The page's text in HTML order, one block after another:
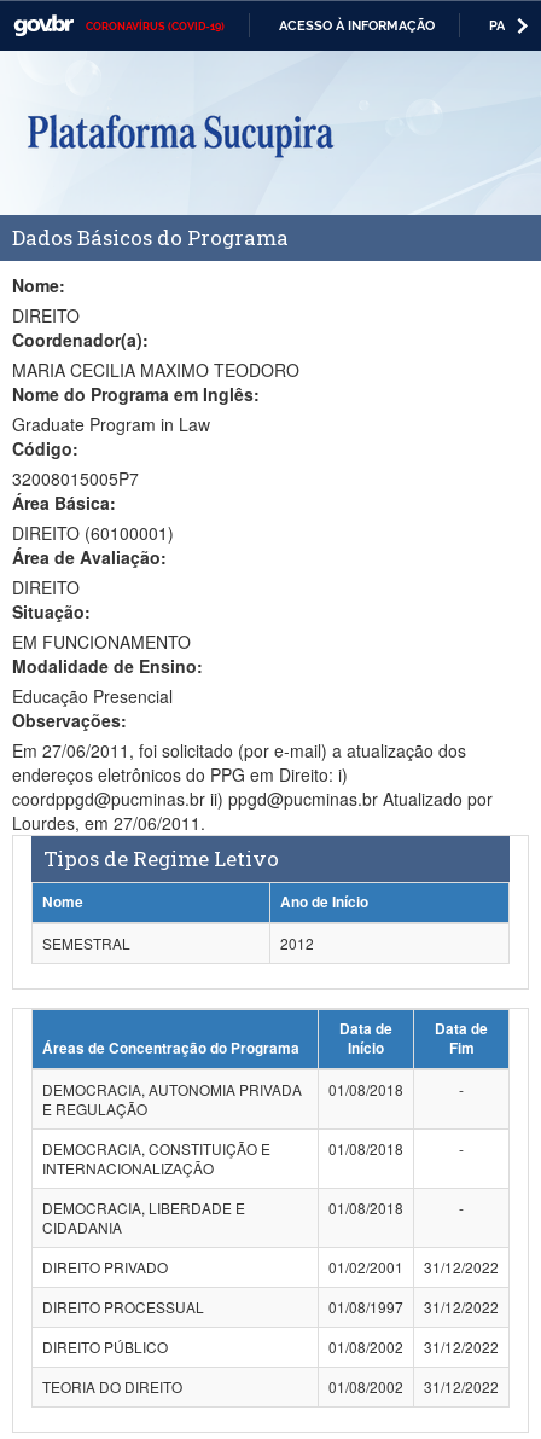
CORONAVÍRUS (COVID-19) ACESSO À INFORMAÇÃO
Casa Civil
Ministério da Defesa
Ministério da Economia
Ministério da Infraestrutura
Ministério da Educação
Ministério da Cidadania
Ministério da Saúde
Ministério da Ciência, Tecnologia, Inovações e Comunicações
Ministério do Meio Ambiente
Ministério do Turismo
Ministério do Desenvolvimento Regional
Controladoria-Geral da União
Ministério da Mulher, da Família e dos Direitos Humanos
Secretaria-Geral
Secretaria de Governo
Advocacia-Geral da União
Banco Central do Brasil
Planalto
Dados Básicos do Programa
Nome:
DIREITO
Coordenador(a):
MARIA CECILIA MAXIMO TEODORO
Nome do Programa em Inglês:
Graduate Program in Law
Código:
32008015005P7
Área Básica:
DIREITO (60100001)
Área de Avaliação:
DIREITO
Situação:
EM FUNCIONAMENTO
Modalidade de Ensino:
Educação Presencial
Observações:
Em 27/06/2011, foi solicitado (por e-mail) a atualização dos
endereços eletrônicos do PPG em Direito: i)
coordppgd@pucminas.br ii) ppgd@pucminas.br Atualizado por
Lourdes, em 27/06/2011.
Tipos de Regime Letivo
Nome
Ano de Início
SEMESTRAL
2012
Áreas de Concentração do Programa
Data de
Início
Data de
Fim
DEMOCRACIA, AUTONOMIA PRIVADA
E REGULAÇÃO
01/08/2018 -
DEMOCRACIA, CONSTITUIÇÃO E
INTERNACIONALIZAÇÃO
01/08/2018 -
DEMOCRACIA, LIBERDADE E
CIDADANIA
01/08/2018 -
DIREITO PRIVADO 01/02/2001
31/12/2022
DIREITO PROCESSUAL
01/08/1997
31/12/2022
DIREITO PÚBLICO
01/08/2002
31/12/2022
TEORIA DO DIREITO
01/08/2002 31/12/2022